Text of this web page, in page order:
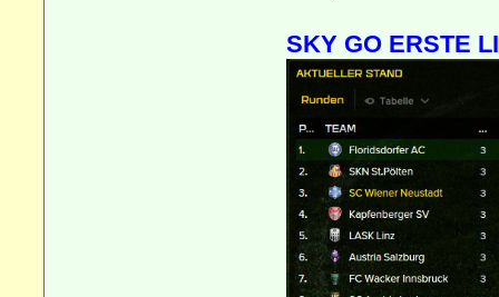
SKY GO ERSTE